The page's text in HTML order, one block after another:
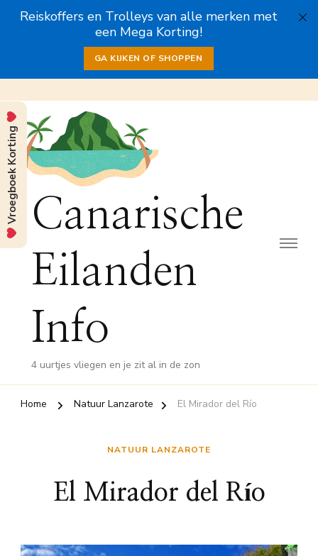
Reiskoffers en Trolleys van alle merken met
een Mega Korting!
GA KIJKEN OF SHOPPEN
Canarische
Eilanden
Info
4 uurtjes vliegen en je zit al in de zon
Home Natuur Lanzarote El Mirador del Río
NATUUR LANZAROTE
El Mirador del Río
Vroegboek Korting